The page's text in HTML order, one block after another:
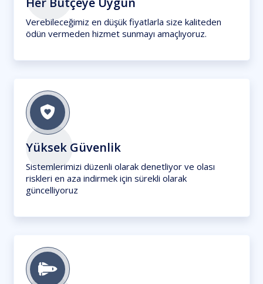
Verebileceğimiz en düşük fiyatlarla size kaliteden
ödün vermeden hizmet sunmayı amaçlıyoruz.
Yüksek Güvenlik
Sistemlerimizi düzenli olarak denetliyor ve olası
riskleri en aza indirmek için sürekli olarak
güncelliyoruz